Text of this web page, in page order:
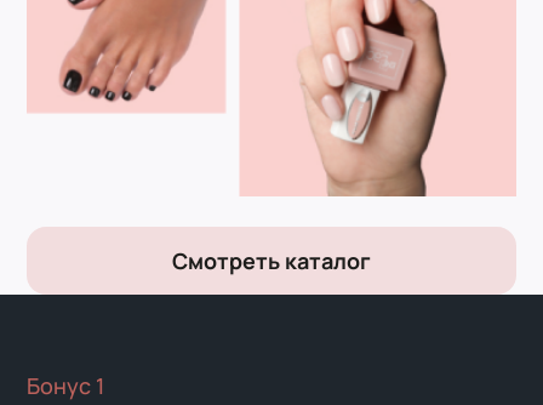
Смотреть каталог
Бонус 1